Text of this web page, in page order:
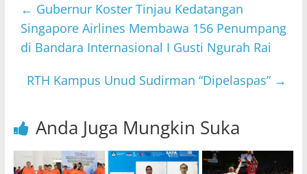
← Gubernur Koster Tinjau Kedatangan
Singapore Airlines Membawa 156 Penumpang
di Bandara Internasional I Gusti Ngurah Rai
RTH Kampus Unud Sudirman “Dipelaspas” →
Anda Juga Mungkin Suka